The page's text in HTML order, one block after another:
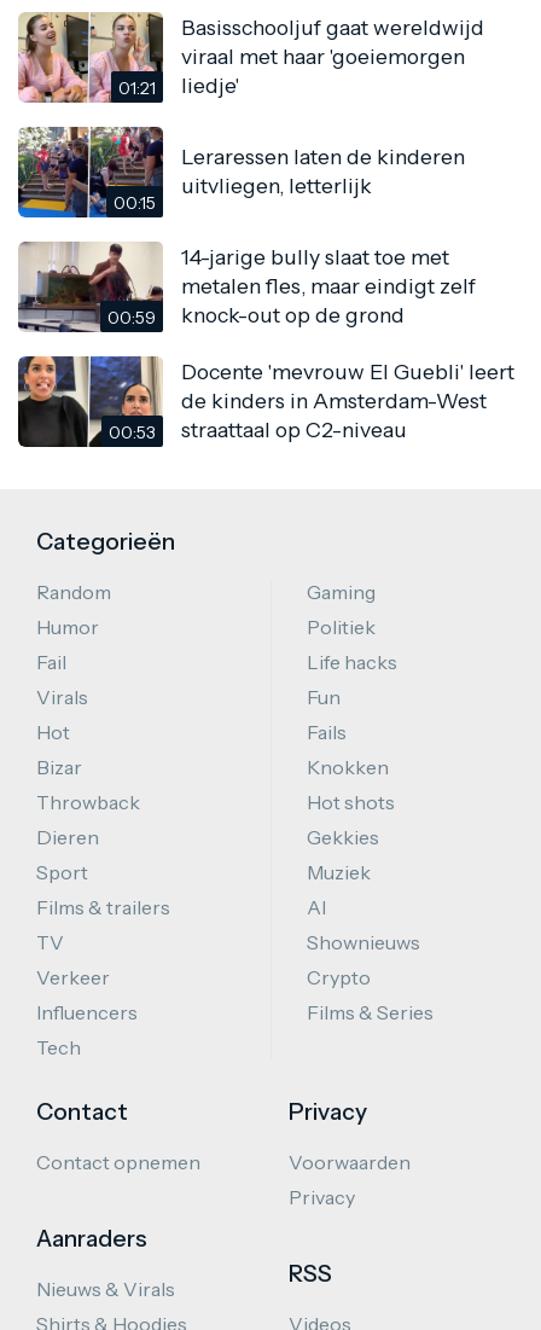
01:21
Basisschooljuf gaat wereldwijd
viraal met haar 'goeiemorgen
liedje'
00:15
Leraressen laten de kinderen
uitvliegen, letterlijk
00:59
14-jarige bully slaat toe met
metalen fles, maar eindigt zelf
knock-out op de grond
00:53
Docente 'mevrouw El Guebli' leert
de kinders in Amsterdam-West
straattaal op C2-niveau
Categorieën
Random
Humor
Fail
Virals
Hot
Bizar
Throwback
Dieren
Sport
Films & trailers
TV
Verkeer
Influencers
Tech
Gaming
Politiek
Life hacks
Fun
Fails
Knokken
Hot shots
Gekkies
Muziek
AI
Shownieuws
Crypto
Films & Series
Contact
Contact opnemen
Aanraders
Nieuws & Virals
Shirts & Hoodies
Privacy
Voorwaarden
Privacy
RSS
Videos